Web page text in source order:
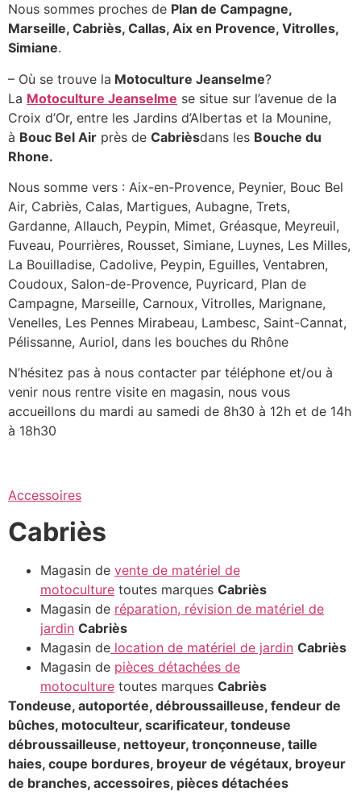
Nous sommes proches de Plan de Campagne,
Marseille, Cabriès, Callas, Aix en Provence, Vitrolles,
Simiane.
– Où se trouve la Motoculture Jeanselme?
La Motoculture Jeanselme se situe sur l’avenue de la
Croix d’Or, entre les Jardins d’Albertas et la Mounine,
à Bouc Bel Air près de Cabrièsdans les Bouche du
Rhone.
Nous somme vers : Aix-en-Provence, Peynier, Bouc Bel
Air, Cabriès, Calas, Martigues, Aubagne, Trets,
Gardanne, Allauch, Peypin, Mimet, Gréasque, Meyreuil,
Fuveau, Pourrières, Rousset, Simiane, Luynes, Les Milles,
La Bouilladise, Cadolive, Peypin, Eguilles, Ventabren,
Coudoux, Salon-de-Provence, Puyricard, Plan de
Campagne, Marseille, Carnoux, Vitrolles, Marignane,
Venelles, Les Pennes Mirabeau, Lambesc, Saint-Cannat,
Pélissanne, Auriol, dans les bouches du Rhône
N’hésitez pas à nous contacter par téléphone et/ou à
venir nous rentre visite en magasin, nous vous
accueillons du mardi au samedi de 8h30 à 12h et de 14h
à 18h30
Accessoires
Cabriès
Magasin de vente de matériel de
motoculture toutes marques Cabriès
Magasin de réparation, révision de matériel de
jardin Cabriès
Magasin de location de matériel de jardin Cabriès
Magasin de pièces détachées de
motoculture toutes marques Cabriès
Tondeuse, autoportée, débroussailleuse, fendeur de
bûches, motoculteur, scarificateur, tondeuse
débroussailleuse, nettoyeur, tronçonneuse, taille
haies, coupe bordures, broyeur de végétaux, broyeur
de branches, accessoires, pièces détachées